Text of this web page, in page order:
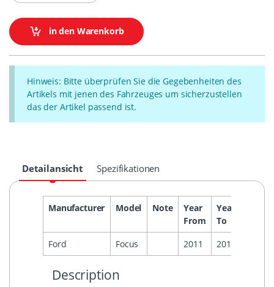
in den Warenkorb
Hinweis: Bitte überprüfen Sie die Gegebenheiten des
Artikels mit jenen des Fahrzeuges um sicherzustellen
das der Artikel passend ist.
Detailansicht Spezifikationen
Manufacturer Model Note
Year
From
Year
To
Ford Focus 2011 2015
Description